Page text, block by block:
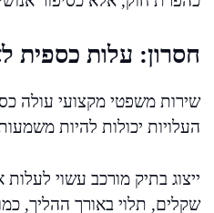
חסרון: עלות כספית
שירות משפטי מקצועי עולה
העלויות יכולות להיות
ייצוג בתיק מורכב עשוי
שקלים, תלוי באורך ההליך,